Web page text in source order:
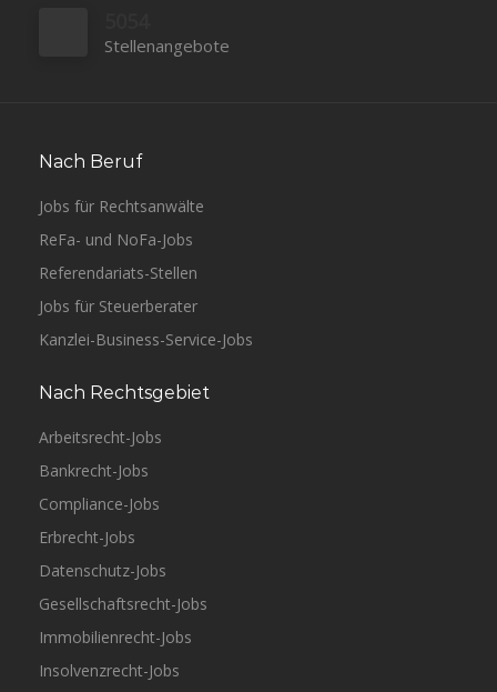
Stellenangebote
Nach Beruf
Jobs für Rechtsanwälte
ReFa- und NoFa-Jobs
Referendariats-Stellen
Jobs für Steuerberater
Kanzlei-Business-Service-Jobs
Nach Rechtsgebiet
Arbeitsrecht-Jobs
Bankrecht-Jobs
Compliance-Jobs
Erbrecht-Jobs
Datenschutz-Jobs
Gesellschaftsrecht-Jobs
Immobilienrecht-Jobs
Insolvenzrecht-Jobs